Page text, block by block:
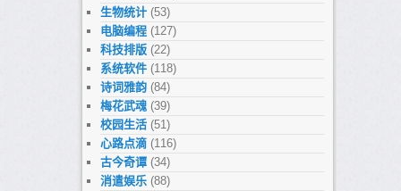
生物统计(53)
电脑编程(127)
科技排版(22)
系统软件(118)
诗词雅韵(84)
梅花武魂(39)
校园生活(51)
心路点滴(116)
古今奇谭(34)
消遣娱乐(88)